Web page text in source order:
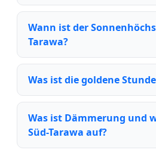
Wann ist der
Tarawa?
Was ist die goldene
Was ist Dämmerung und
Süd-Tarawa auf?